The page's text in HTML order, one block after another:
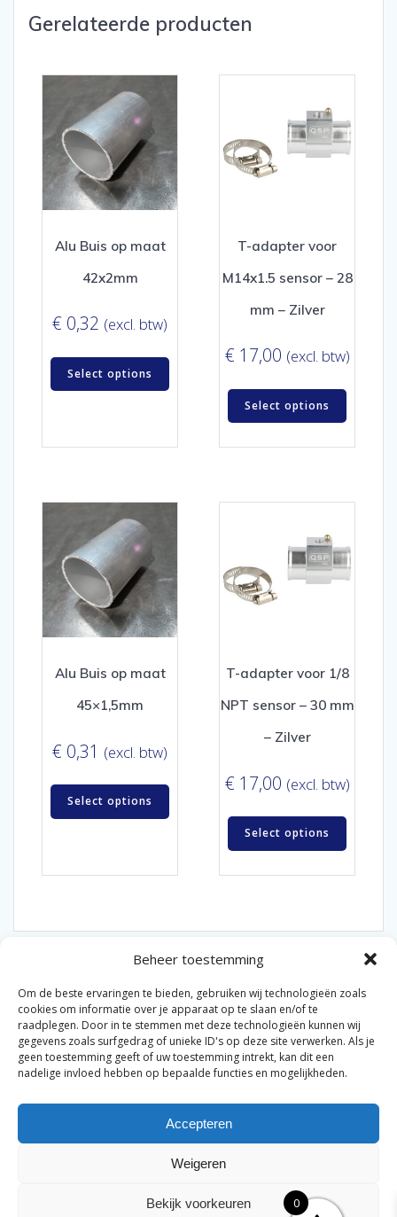
Beheer toestemming
Om de beste ervaringen te bieden, gebruiken wij technologieën zoals
cookies om informatie over je apparaat op te slaan en/of te
raadplegen. Door in te stemmen met deze technologieën kunnen wij
gegevens zoals surfgedrag of unieke ID's op deze site verwerken. Als je
geen toestemming geeft of uw toestemming intrekt, kan dit een
nadelige invloed hebben op bepaalde functies en mogelijkheden.
Accepteren
Weigeren
Bekijk voorkeuren
Gerelateerde producten
Alu Buis op maat
42x2mm
€ 0,32 (excl. btw)
Select options
T-adapter voor
M14x1.5 sensor – 28
mm – Zilver
€ 17,00 (excl. btw)
Select options
Alu Buis op maat
45×1,5mm
€ 0,31 (excl. btw)
Select options
T-adapter voor 1/8
NPT sensor – 30 mm
– Zilver
€ 17,00 (excl. btw)
Select options
© 2026 Van der Bel Las en Radiateurenbedrijf.
Privacyverklaring|Cookiebeleid|Retourbeleid|
Algemene voorwaarden voor consumenten
algemene voorwaarden
Disclaimer
genoemd. Geen officiële samenwerking tenzij anders
0